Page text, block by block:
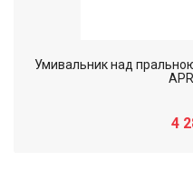
Умивальник над
4